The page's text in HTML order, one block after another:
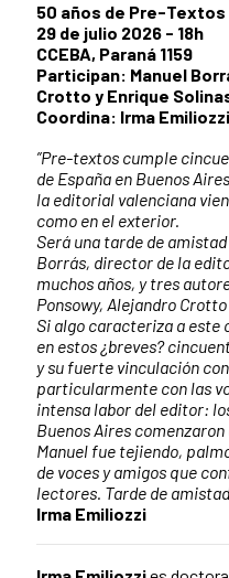
50 años de Pre-Textos
29 de julio 2026 - 18h
CCEBA, Paraná 1159
Participan: Manuel
Crotto y Enrique
Coordina: Irma
”Pre-textos cumple
de España en Buenos
la editorial valenciana
como en el exterior.
Será una tarde de
Borrás, director de la
muchos años, y tres
Ponsowy, Alejandro
Si algo caracteriza a este
en estos ¿breves?
y su fuerte vinculación
particularmente con las
intensa labor del editor:
Buenos Aires
Manuel fue tejiendo,
de voces y amigos que
lectores. Tarde de amistad
Irma Emiliozzi